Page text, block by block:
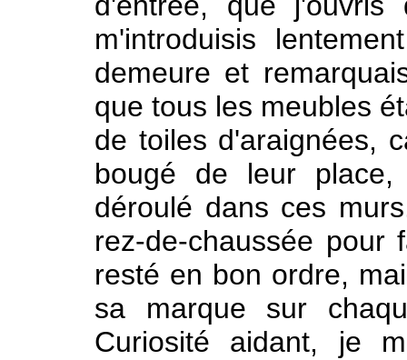
m'introduisis
demeure et
que tous les meubles
de toiles d'araignées,
bougé de leur
déroulé dans ces
rez-de-chaussée
resté en bon ordre,
sa marque sur
Curiosité aidant, je